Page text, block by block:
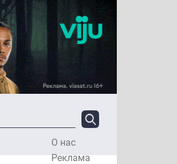
О нас
Реклама